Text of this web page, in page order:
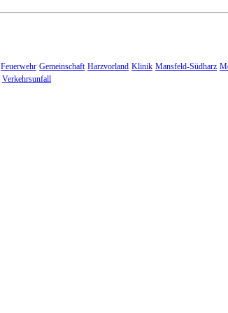
Feuerwehr Gemeinschaft Harzvorland Klinik Mansfeld-Südharz
Verkehrsunfall